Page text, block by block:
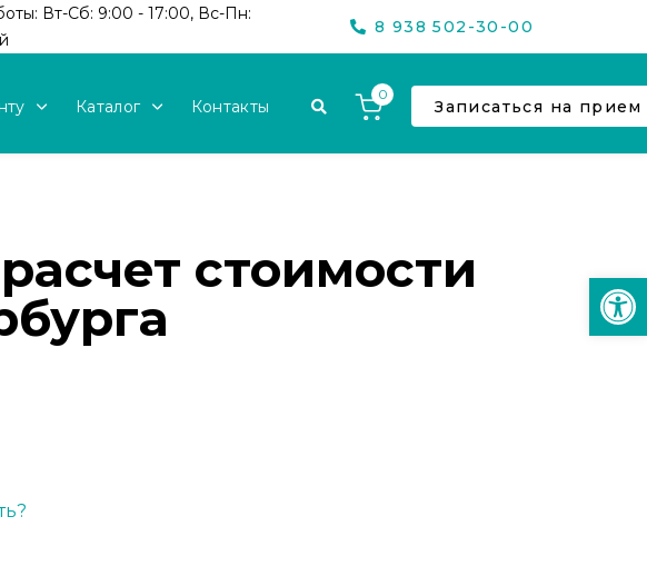
Вт-Сб: 9:00 - 17:00, Вс-Пн:
8 938 502-30-00
Каталог Контакты
0
Записаться на прием
стоимости